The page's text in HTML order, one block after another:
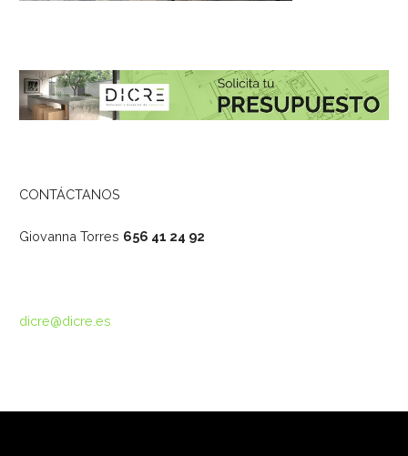
CONTÁCTANOS
Giovanna Torres 656 41 24 92
dicre@dicre.es